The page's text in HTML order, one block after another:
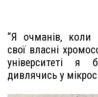
“Я очманів, коли
свої власні
університеті я
дивлячись у